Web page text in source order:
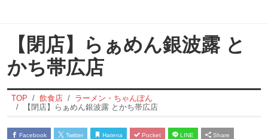
【閉店】らぁめん銀波露 と
かち帯広店
TOP 飲食店
ラーメン・ちゃんぽん
【閉店】らぁめん銀波露 とかち帯広店
Facebook Twitter Hatena Pocket LINE Share